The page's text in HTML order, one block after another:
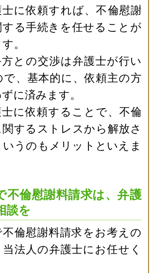
に依頼すれば、不倫慰謝
る手続きを任せることが
。
との交渉は弁護士が行い
で、基本的に、依頼主の方
に済みます。
に依頼することで、不倫
するストレスから解放さ
うのもメリットといえま
倫慰謝料請求は、弁護
談を
倫慰謝料請求をお考えの
法人の弁護士にお任せく